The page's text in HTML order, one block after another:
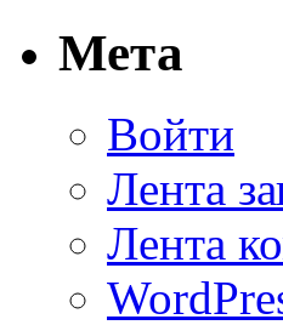
Мета
Войти
Лента
Лента